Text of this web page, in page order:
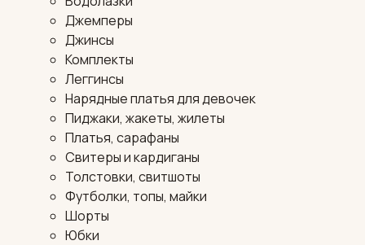
Джемперы
Джинсы
Комплекты
Леггинсы
Нарядные платья для девочек
Пиджаки, жакеты, жилеты
Платья, сарафаны
Свитеры и кардиганы
Толстовки, свитшоты
Футболки, топы, майки
Шорты
Юбки